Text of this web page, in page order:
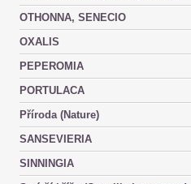
OTHONNA, SENECIO
OXALIS
PEPEROMIA
PORTULACA
Příroda (Nature)
SANSEVIERIA
SINNINGIA